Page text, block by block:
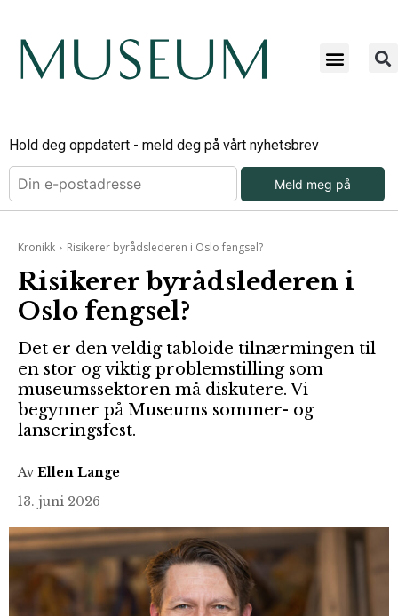
Hold deg oppdatert - meld deg på vårt nyhetsbrev
Meld meg på
Kronikk Risikerer byrådslederen i Oslo fengsel?
Risikerer byrådslederen i
Oslo fengsel?
Det er den veldig tabloide tilnærmingen til
en stor og viktig problemstilling som
museumssektoren må diskutere. Vi
begynner på Museums sommer- og
lanseringsfest.
Av Ellen Lange
13. juni 2026